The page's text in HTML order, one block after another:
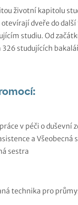
životní kapitolu
dveře do
studiu. Od
studujících
péči o duševní
a Všeobecná
sestra
pro